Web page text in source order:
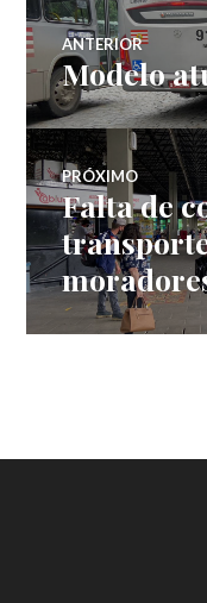
de
Post
ANTERIOR
Post
anterior:
Modelo
PRÓXIMO
Próximo
post:
Falta de